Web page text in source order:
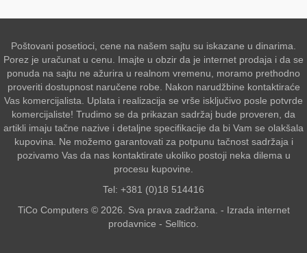
Poštovani posetioci, cene na našem sajtu su iskazane u dinarima.
Porez je uračunat u cenu. Imajte u obzir da je internet prodaja i da se
ponuda na sajtu ne ažurira u realnom vremenu, moramo prethodno
proveriti dostupnost naručene robe. Nakon narudžbine kontaktiraće
Vas komercijalista. Uplata i realizacija se vrše isključivo posle potvrde
komercijaliste! Trudimo se da prikazan sadržaj bude proveren, da
artikli imaju tačne nazive i detaljne specifikacije da bi Vam se olakšala
kupovina. Ne možemo garantovati za potpunu tačnost sadržaja i
pozivamo Vas da nas kontaktirate ukoliko postoji neka dilema u
procesu kupovine.
Tel: +381 (0)18 514416
TiCo Computers © 2026. Sva prava zadržana. - Izrada internet
prodavnice - Selltico.